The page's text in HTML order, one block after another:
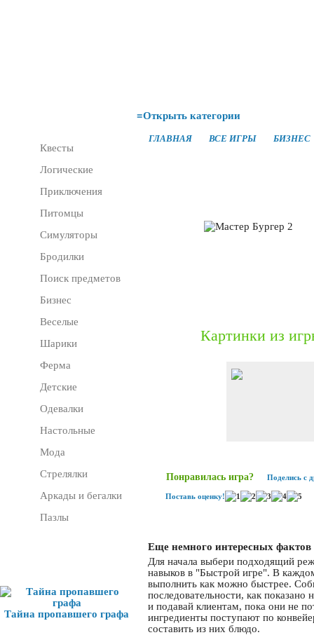
≡Открыть категории
Квесты
Логические
Приключения
Питомцы
Симуляторы
Бродилки
Поиск предметов
Бизнес
Веселые
Шарики
Ферма
Детские
Одевалки
Настольные
Мода
Стрелялки
Аркады и бегалки
Пазлы
Тайна пропавшего графа
ГЛАВНАЯ ВСЕ ИГРЫ БИЗНЕС
Картинки из
Понравилась игра? Поделись с
Поставь оценку!
Еще немного интересных фактов
Для начала выбери подходящий
навыков в "Быстрой игре". В
выполнить как можно быстрее.
последовательности, как показано
и подавай клиентам, пока они не
ингредиенты поступают по
составить из них блюдо.